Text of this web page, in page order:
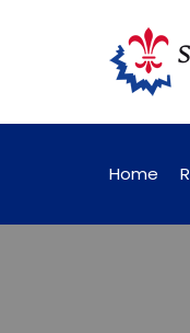
künftig online
Home